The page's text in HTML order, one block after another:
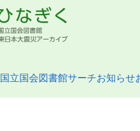
国立国会図書館サーチお知らせ